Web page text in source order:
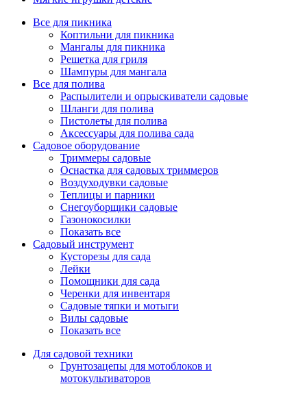
Все для пикника
Коптильни для пикника
Мангалы для пикника
Решетка для гриля
Шампуры для мангала
Все для полива
Распылители и опрыскиватели садовые
Шланги для полива
Пистолеты для полива
Аксессуары для полива сада
Садовое оборудование
Триммеры садовые
Оснастка для садовых триммеров
Воздуходувки садовые
Теплицы и парники
Снегоуборщики садовые
Газонокосилки
Показать все
Садовый инструмент
Кусторезы для сада
Лейки
Помощники для сада
Черенки для инвентаря
Садовые тяпки и мотыги
Вилы садовые
Показать все
Для садовой техники
Грунтозацепы для мотоблоков и
мотокультиваторов